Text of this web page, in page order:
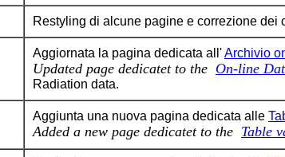
Restyling di alcune pagine e correzione dei
Aggiornata la pagina dedicata all'Archivio
Updated page dedicatet to the On-line
Radiation data.
Aggiunta una nuova pagina dedicata alle
Added a new page dedicatet to the Table